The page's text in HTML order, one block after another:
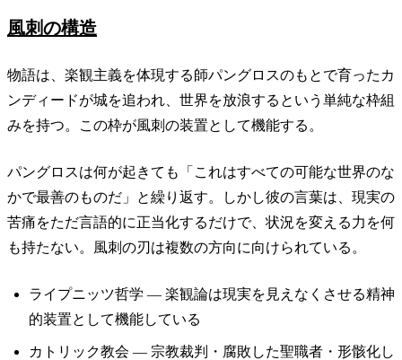
風刺の構造
物語は、楽観主義を体現する師パングロスのもとで育ったカ
ンディードが城を追われ、世界を放浪するという単純な枠組
みを持つ。この枠が風刺の装置として機能する。
パングロスは何が起きても「これはすべての可能な世界のな
かで最善のものだ」と繰り返す。しかし彼の言葉は、現実の
苦痛をただ言語的に正当化するだけで、状況を変える力を何
も持たない。風刺の刃は複数の方向に向けられている。
ライプニッツ哲学 — 楽観論は現実を見えなくさせる精神
的装置として機能している
カトリック教会 — 宗教裁判・腐敗した聖職者・形骸化し